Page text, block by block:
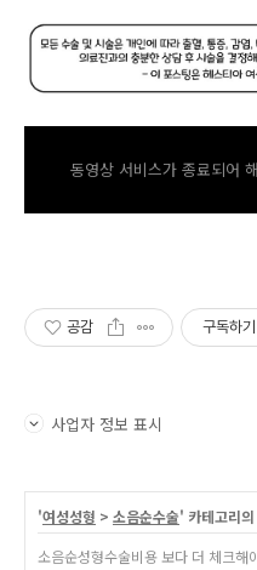
동영상 서비스가 종료되어
공감 구독하기
사업자 정보 표시
'여성성형 > 소음순수술' 카테고리
소음순성형수술비용 보다 더 체크해